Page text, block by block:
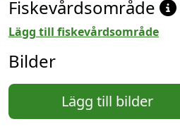
Fiskevårdsområde
Lägg till fiskevårdsområde
Bilder
Lägg till bilder